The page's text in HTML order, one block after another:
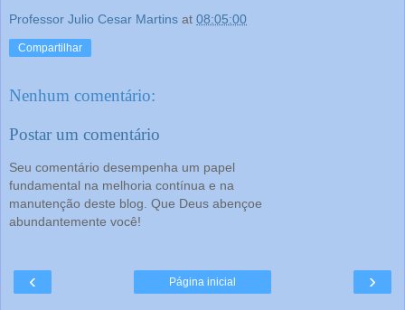
Professor Julio Cesar Martins at 08:05:00
Compartilhar
Nenhum comentário:
Postar um comentário
Seu comentário desempenha um papel
fundamental na melhoria contínua e na
manutenção deste blog. Que Deus abençoe
abundantemente você!
‹ ›
Página inicial